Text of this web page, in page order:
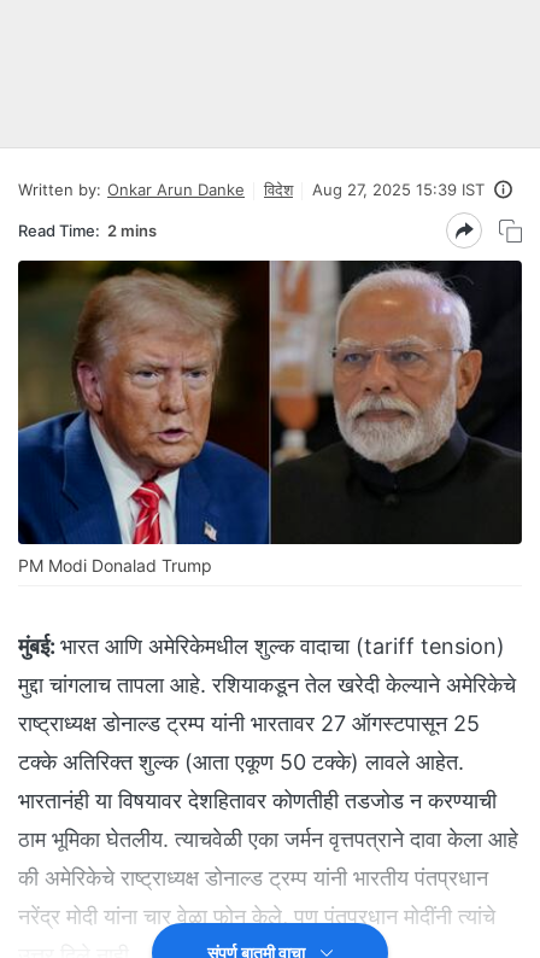
Written by: Onkar Arun Danke विदेश Aug 27, 2025 15:39 IST
Read Time: 2 mins
PM Modi Donalad Trump
मुंबई: भारत आणि अमेरिकेमधील शुल्क वादाचा (tariff tension)
मुद्दा चांगलाच तापला आहे. रशियाकडून तेल खरेदी केल्याने अमेरिकेचे
राष्ट्राध्यक्ष डोनाल्ड ट्रम्प यांनी भारतावर 27 ऑगस्टपासून 25
टक्के अतिरिक्त शुल्क (आता एकूण 50 टक्के) लावले आहेत.
भारतानंही या विषयावर देशहितावर कोणतीही तडजोड न करण्याची
ठाम भूमिका घेतलीय. त्याचवेळी एका जर्मन वृत्तपत्राने दावा केला आहे
की अमेरिकेचे राष्ट्राध्यक्ष डोनाल्ड ट्रम्प यांनी भारतीय पंतप्रधान
नरेंद्र मोदी यांना चार वेळा फोन केले, पण पंतप्रधान मोदींनी त्यांचे
संपूर्ण बातमी वाचा